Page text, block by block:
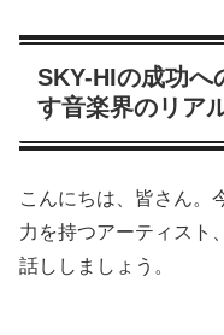
SKY-HIの成功へ
す音楽界のリア
こんにちは、皆さん。
力を持つアーティスト
話ししましょう。